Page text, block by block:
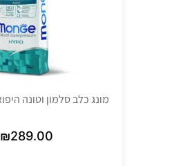
מונג כלב סלמון וטונה
₪289.00